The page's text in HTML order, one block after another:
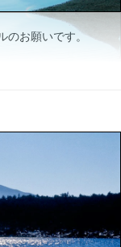
のお願いです。